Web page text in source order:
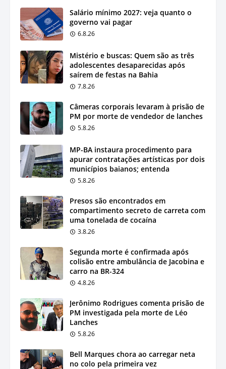
Salário mínimo 2027: veja quanto o
governo vai pagar
6.8.26
Mistério e buscas: Quem são as três
adolescentes desaparecidas após
saírem de festas na Bahia
7.8.26
Câmeras corporais levaram à prisão de
PM por morte de vendedor de lanches
5.8.26
MP-BA instaura procedimento para
apurar contratações artísticas por dois
municípios baianos; entenda
5.8.26
Presos são encontrados em
compartimento secreto de carreta com
uma tonelada de cocaína
3.8.26
Segunda morte é confirmada após
colisão entre ambulância de Jacobina e
carro na BR-324
4.8.26
Jerônimo Rodrigues comenta prisão de
PM investigada pela morte de Léo
Lanches
5.8.26
Bell Marques chora ao carregar neta
no colo pela primeira vez